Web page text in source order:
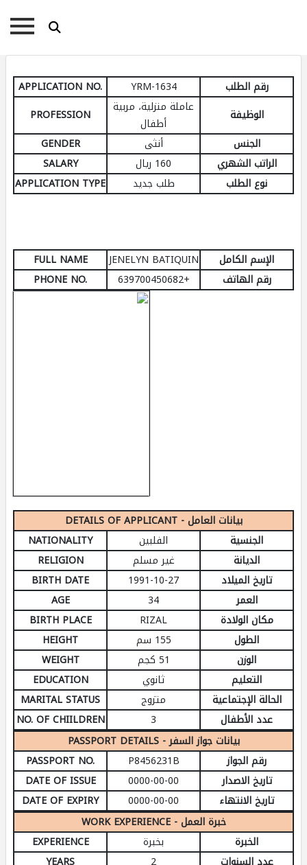
رقم الطلب YRM-1634
APPLICATION NO.
الوظيفة
عاملة منزلية، مربية
أطفال
PROFESSION
الجنس
أنثى
GENDER
الراتب الشهري
160 ريال
SALARY
نوع الطلب
طلب جديد APPLICATION TYPE
الإسم الكامل JENELYN BATIQUIN
FULL NAME
رقم الهاتف
+639700450682
PHONE NO.
DETAILS OF APPLICANT - بيانات العامل
الجنسية
الفلبين
NATIONALITY
الديانة
غير مسلم
RELIGION
تاريخ الميلاد
1991-10-27
BIRTH DATE
العمر
34
AGE
مكان الولادة
RIZAL
BIRTH PLACE
الطول
155 سم
HEIGHT
الوزن
51 كجم
WEIGHT
التعليم
ثانوي
EDUCATION
الحالة الإجتماعية
متزوج
MARITAL STATUS
عدد الأطفال
3
NO. OF CHIILDREN
PASSPORT DETAILS - بيانات جواز السفر
رقم الجواز
P8456231B
PASSPORT NO.
تاريخ الاصدار
0000-00-00
DATE OF ISSUE
تاريخ الانتهاء
0000-00-00
DATE OF EXPIRY
WORK EXPERIENCE - خبرة العمل
الخبرة
بخبرة
EXPERIENCE